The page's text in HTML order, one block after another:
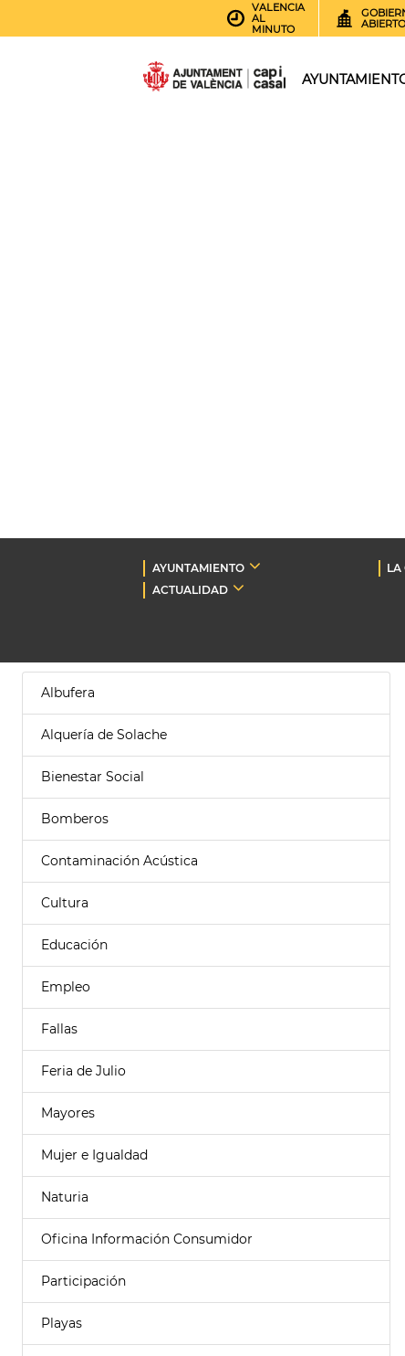
VALENCIA
AL
MINUTO
ABIERTO
AYUNTAMIENTO LA
ACTUALIDAD
Albufera
Alquería de Solache
Bienestar Social
Bomberos
Contaminación Acústica
Cultura
Educación
Empleo
Fallas
Feria de Julio
Mayores
Mujer e Igualdad
Naturia
Oficina Información Consumidor
Participación
Playas